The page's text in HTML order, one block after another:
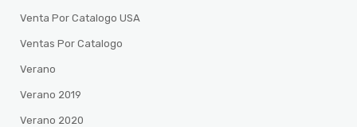
Venta Por Catalogo USA
Ventas Por Catalogo
Verano
Verano 2019
Verano 2020